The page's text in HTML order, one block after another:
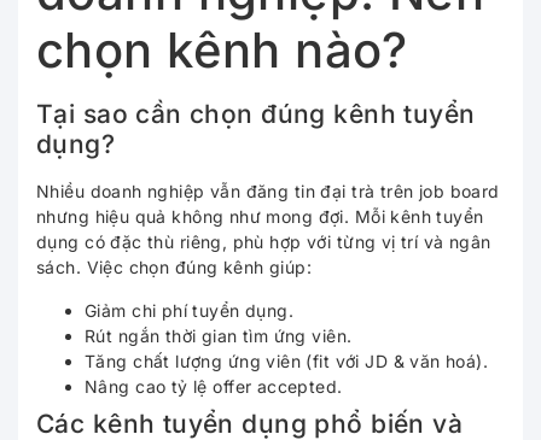
chọn kênh nào?
Tại sao cần chọn đúng kênh tuyển
dụng?
Nhiều doanh nghiệp vẫn đăng tin đại trà trên job board
nhưng hiệu quả không như mong đợi. Mỗi kênh tuyển
dụng có đặc thù riêng, phù hợp với từng vị trí và ngân
sách. Việc chọn đúng kênh giúp:
Giảm chi phí tuyển dụng.
Rút ngắn thời gian tìm ứng viên.
Tăng chất lượng ứng viên (fit với JD & văn hoá).
Nâng cao tỷ lệ offer accepted.
Các kênh tuyển dụng phổ biến và